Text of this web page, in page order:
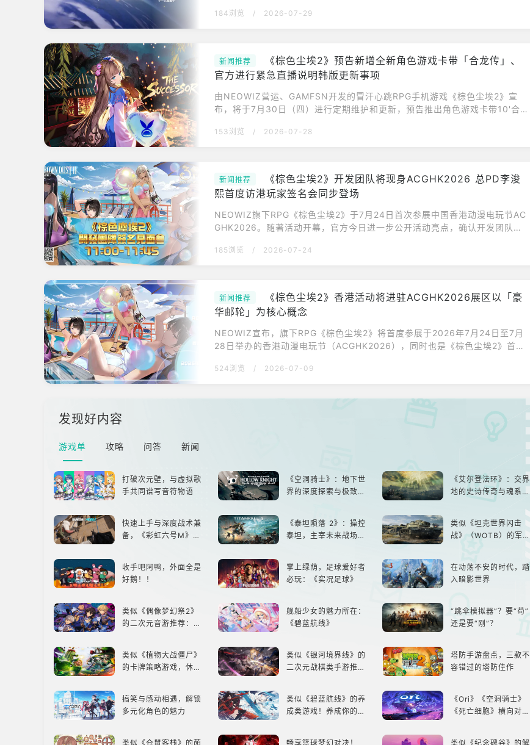
到完整游戏内容」，反映出审查争议在韩国社群中的反弹。李浚熙制作人在直
184浏览 / 2026-07-29
新闻推荐
《棕色尘埃2》预告新增全新角色游戏卡带「合龙传」、
官方进行紧急直播说明韩版更新事项
由NEOWIZ营运、GAMFSN开发的冒汗心跳RPG手机游戏《棕色尘埃2》宣
布，将于7月30日（四）进行定期维护和更新，预告推出角色游戏卡带10'合
Tube频道进行了不在预定日程中的紧急直播，由开发PD李浚熙出席并亲自说
153浏览 / 2026-07-28
新闻推荐
《棕色尘埃2》开发团队将现身ACGHK2026 总PD李浚
熙首度访港玩家签名会同步登场
NEOWIZ旗下RPG《棕色尘埃2》于7月24日首次参展中国香港动漫电玩节AC
GHK2026。随著活动开幕，官方今日进一步公开活动亮点，确认开发团队将
团队签名会，与香港玩家近距离交流。官方表示，《棕色尘埃2》自上市以来
185浏览 / 2026-07-24
新闻推荐
《棕色尘埃2》香港活动将进驻ACGHK2026展区以「豪
华邮轮」为核心概念
NEOWIZ宣布，旗下RPG《棕色尘埃2》将首度参展于2026年7月24日至7月
28日举办的香港动漫电玩节（ACGHK2026），同时也是《棕色尘埃2》首次
近距离交流，并向一直以来支持《棕色尘埃2》的玩家表达感谢。【以下内容
航！《棕色尘埃2》登陆ACGHK，
524浏览 / 2026-07-09
发现好内容
游戏单 攻略 问答 新闻
打破次元壁，与虚拟歌
手共同谱写音符物语
《空洞骑士》：地下世
界的深度探索与极致冒
《艾尔登法环》：交界
地的史诗传奇与魂系新
快速上手与深度战术兼
备，《彩虹六号M》是
《泰坦陨落 2》：操控
泰坦，主宰未来战场；
类似《坦克世界闪击
战》（WOTB）的军事
收手吧阿鸭，外面全是
好鹅！！
掌上绿荫，足球爱好者
必玩：《实况足球》
在动荡不安的时代，踏
入暗影世界
类似《偶像梦幻祭2》
的二次元音游推荐：完
舰船少女的魅力所在：
《碧蓝航线》
“跳伞模拟器”？要“苟”
还是要“刚”？
类似《植物大战僵尸》
的卡牌策略游戏，休闲
类似《银河境界线》的
二次元战棋类手游推
塔防手游盘点，三款不
容错过的塔防佳作
搞笑与感动相遇，解锁
多元化角色的魅力
类似《碧蓝航线》的养
成类游戏！养成你的梦
《Ori》《空洞骑士》
《死亡细胞》横向对
类似《仓鼠客栈》的萌
畅享篮球梦幻对决！ 类似《纪念碑谷》的解